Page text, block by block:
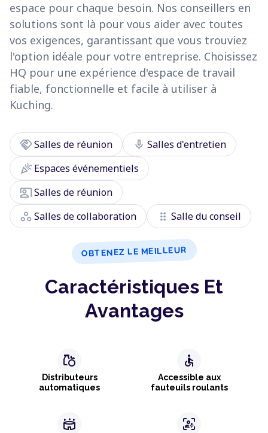
espace pour chaque besoin. Nos conseillers en
solutions sont là pour vous aider avec toutes
vos exigences, garantissant que vous trouviez
l'option idéale pour votre entreprise. Choisissez
HQ pour une expérience d'espace de travail
fiable, fonctionnelle et facile à utiliser à
Kuching.
handshakeSalles de réunion mic Salles d'entretien
celebrationEspaces événementiels
co_presentSalles de réunion
workspaces Salles de collaboration drag_indicator Salle du conseil
OBTENEZ LE MEILLEUR
Caractéristiques Et
Avantages
grocery
Distributeurs
automatiques
accessible
Accessible aux
fauteuils roulants
stadium frame_person_mic